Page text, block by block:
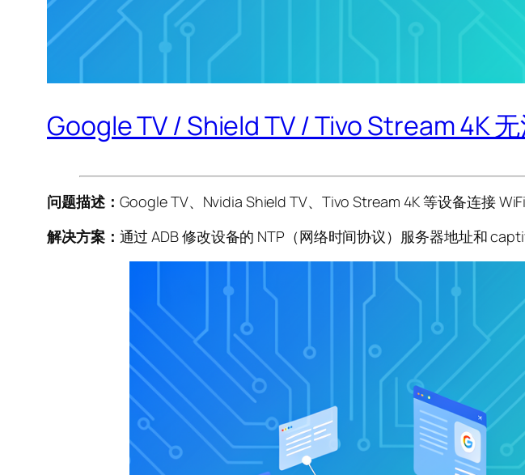
Google TV / Shield TV / Tivo Stream 4K
问题描述： Google TV、Nvidia Shield TV、Tivo Stream 4K 等设备连接
解决方案： 通过 ADB 修改设备的 NTP（网络时间协议）服务器地址和